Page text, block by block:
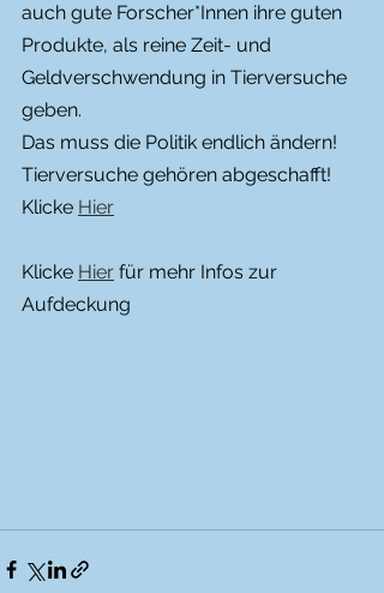
auch gute Forscher*Innen ihre guten
Produkte, als reine Zeit- und
Geldverschwendung in Tierversuche
geben.
Das muss die Politik endlich ändern!
Tierversuche gehören abgeschafft!
Klicke Hier
Klicke Hier für mehr Infos zur
Aufdeckung